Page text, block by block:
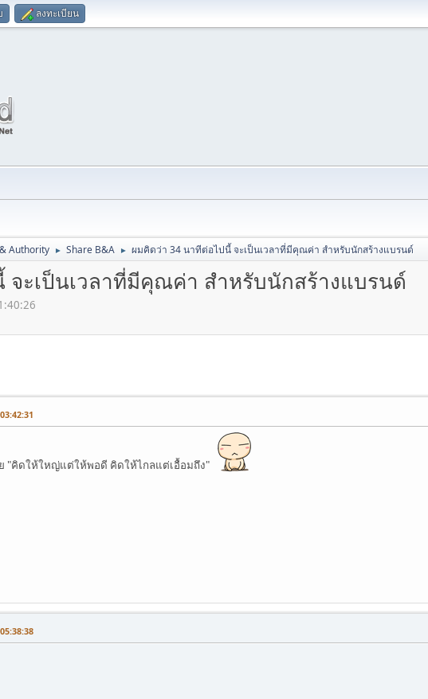
ลงทะเบียน
Authority ► Share B&A ► ผมคิดว่า 34 นาทีต่อไปนี้ จะเป็นเวลาที่มีคุณค่า สำหรับนักสร้างแบรนด์
ะเป็นเวลาที่มีคุณค่า สำหรับนักสร้างแบรนด์
"คิดให้ใหญ่แต่ให้พอดี คิดให้ไกลแต่เอื้อมถึง"